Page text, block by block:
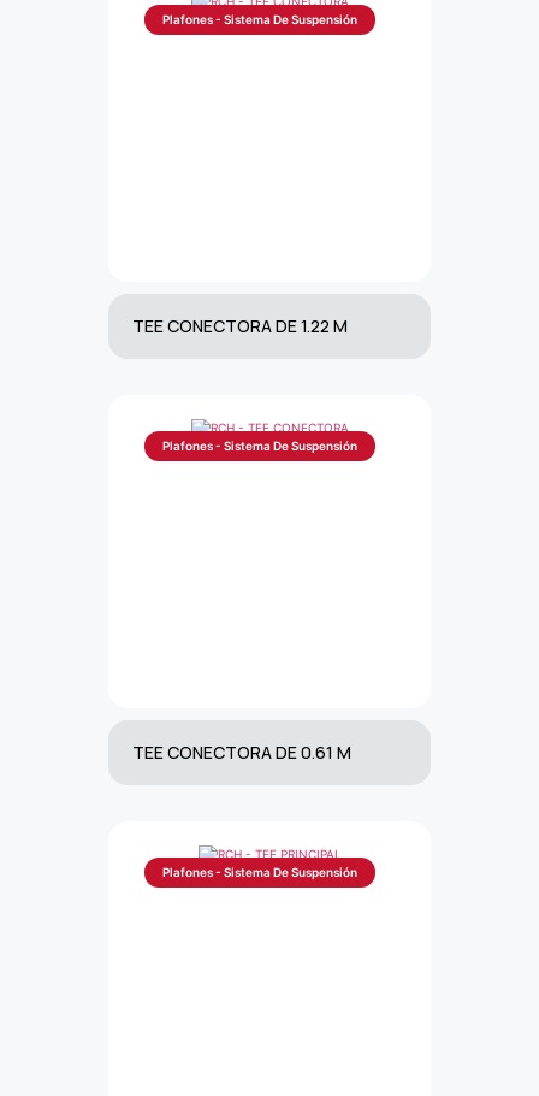
Plafones - Sistema De Suspensión
TEE CONECTORA DE 1.22 M
Plafones - Sistema De Suspensión
TEE CONECTORA DE 0.61 M
Plafones - Sistema De Suspensión